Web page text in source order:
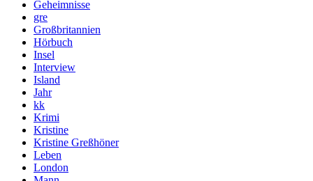
Geheimnisse
gre
Großbritannien
Hörbuch
Insel
Interview
Island
Jahr
kk
Krimi
Kristine
Kristine Greßhöner
Leben
London